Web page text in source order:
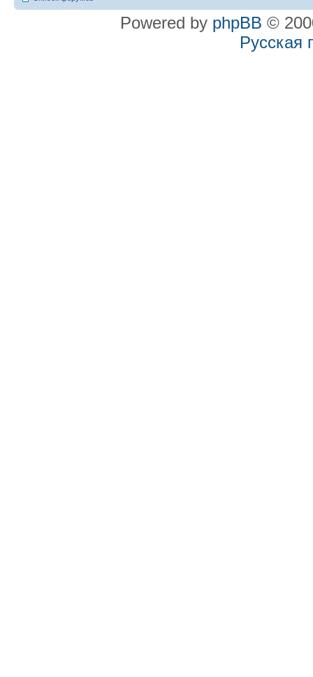
Powered by phpBB ©
Русская